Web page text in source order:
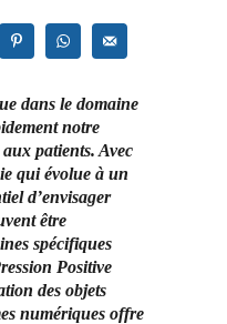
dans le domaine
notre
patients. Avec
qui évolue à un
d’envisager
être
spécifiques
Positive
des objets
numériques offre